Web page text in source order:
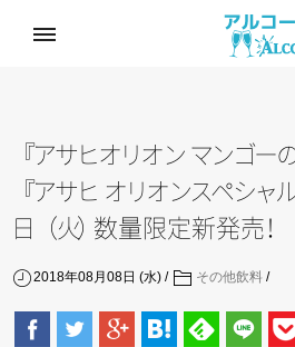
『アサヒオリオン マンゴー
『アサヒ オリオンスペシャ
日
（火） 数量限定新発売！
2018年08月08日 (水) その他飲料